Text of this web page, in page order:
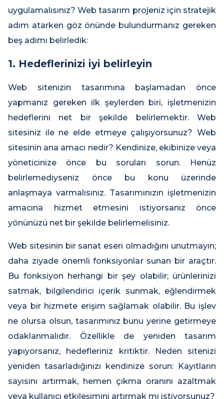
uygulamalısınız? Web tasarım projeniz için stratejik
adım atarken göz önünde bulundurmanız gereken
beş adımı belirledik:
1. Hedeflerinizi iyi belirleyin
Web sitenizin tasarımına başlamadan önce
yapmanız gereken ilk şeylerden biri, işletmenizin
hedeflerini net bir şekilde belirlemektir. Web
sitesiniz ile ne elde etmeye çalışıyorsunuz? Web
sitesinin ana amacı nedir? Kendinize, ekibinize veya
yöneticinize önce bu soruları sorun. Henüz
belirlemediyseniz önce bu konu üzerinde
anlaşmaya varmalısınız. Tasarımınızın işletmenizin
amacına hizmet etmesini istiyorsanız önce
yönünüzü net bir şekilde belirlemelisiniz.
Web sitesinin bir sanat eseri olmadığını unutmayın;
daha ziyade önemli fonksiyonlar sunan bir araçtır.
Bu fonksiyon herhangi bir şey olabilir; ürünlerinizi
satmak, bilgilendirici içerik sunmak, eğlendirmek
veya bir hizmete erişim sağlamak olabilir. Bu işlev
ne olursa olsun, tasarımınız bunu yerine getirmeye
odaklanmalıdır. Özellikle de yeniden tasarım
yapıyorsanız, hedefleriniz kritiktir. Neden sitenizi
yeniden tasarladığınızı kendinize sorun: Kayıtların
sayısını artırmak, hemen çıkma oranını azaltmak
veya kullanıcı etkileşimini artırmak mı istiyorsunuz?